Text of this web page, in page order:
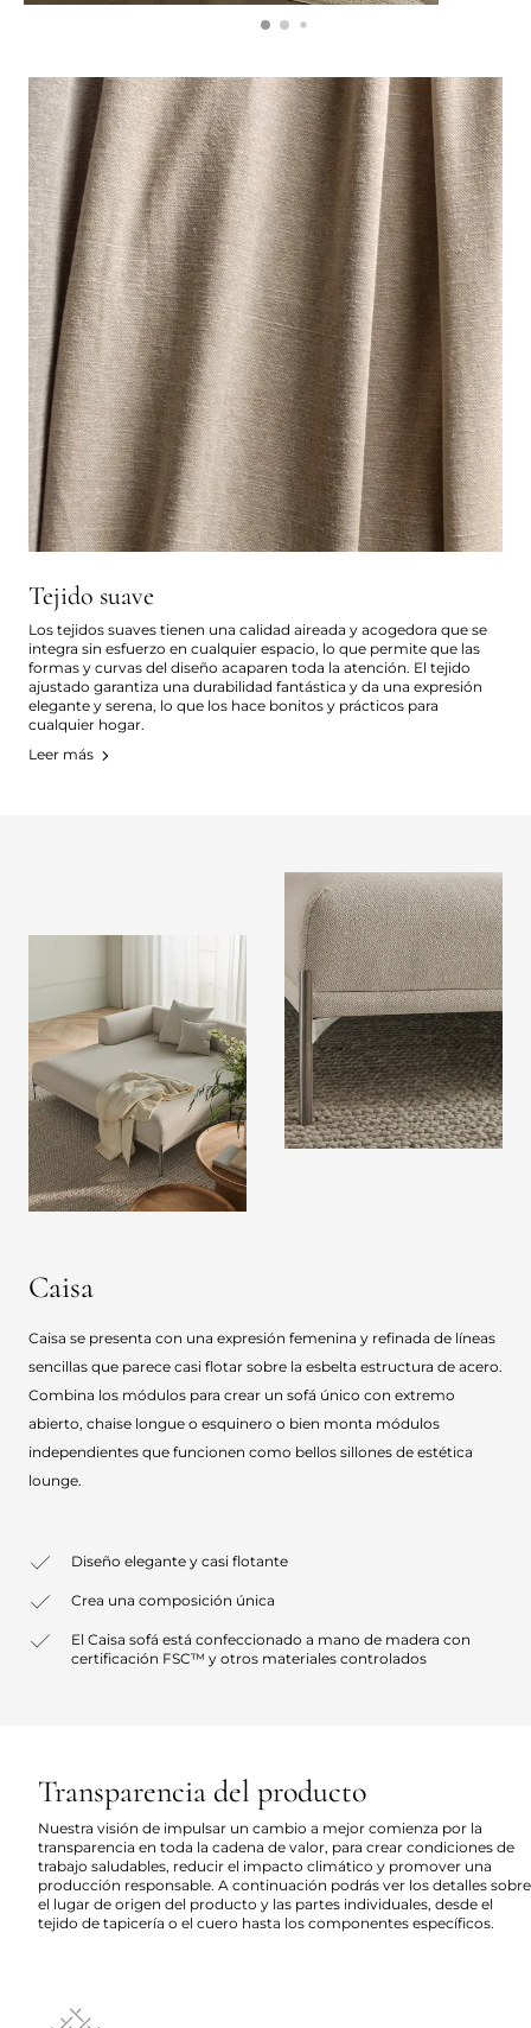
Tejido suave
Los tejidos suaves tienen una calidad aireada y acogedora que se
integra sin esfuerzo en cualquier espacio, lo que permite que las
formas y curvas del diseño acaparen toda la atención. El tejido
ajustado garantiza una durabilidad fantástica y da una expresión
elegante y serena, lo que los hace bonitos y prácticos para
cualquier hogar.
Leer más
Caisa
Caisa se presenta con una expresión femenina y refinada de líneas
sencillas que parece casi flotar sobre la esbelta estructura de acero.
Combina los módulos para crear un sofá único con extremo
abierto, chaise longue o esquinero o bien monta módulos
independientes que funcionen como bellos sillones de estética
lounge.
Diseño elegante y casi flotante
Crea una composición única
El Caisa sofá está confeccionado a mano de madera con
certificación FSC™ y otros materiales controlados
Transparencia del producto
Nuestra visión de impulsar un cambio a mejor comienza por la
transparencia en toda la cadena de valor, para crear condiciones de
trabajo saludables, reducir el impacto climático y promover una
producción responsable. A continuación podrás ver los detalles sobre
el lugar de origen del producto y las partes individuales, desde el
tejido de tapicería o el cuero hasta los componentes específicos.